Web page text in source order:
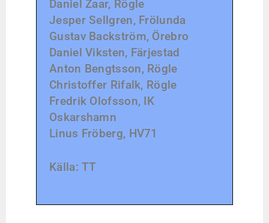
Daniel Zaar, Rögle
Jesper Sellgren, Frölunda
Gustav Backström, Örebro
Daniel Viksten, Färjestad
Anton Bengtsson, Rögle
Christoffer Rifalk, Rögle
Fredrik Olofsson, IK
Oskarshamn
Linus Fröberg, HV71
Källa: TT